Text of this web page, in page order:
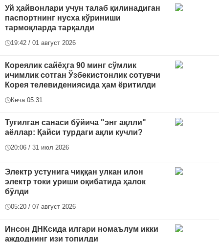
Уй ҳайвонлари учун талаб қилинадиган
паспортнинг нусха кўриниши
тармоқларда тарқалди
19:42 / 01 август 2026
Кореялик сайёҳга 90 минг сўмлик
ичимлик сотган Ўзбекистонлик сотувчи
Корея телевидениясида ҳам ёритилди
Кеча 05:31
Туғилган санаси бўйича "энг ақлли"
аёллар: Қайси турдаги ақли кучли?
20:06 / 31 июл 2026
Электр устунига чиққан улкан илон
электр токи уриши оқибатида ҳалок
бўлди
05:20 / 07 август 2026
Инсон ДНКсида илгари номаълум икки
аждоднинг изи топилди